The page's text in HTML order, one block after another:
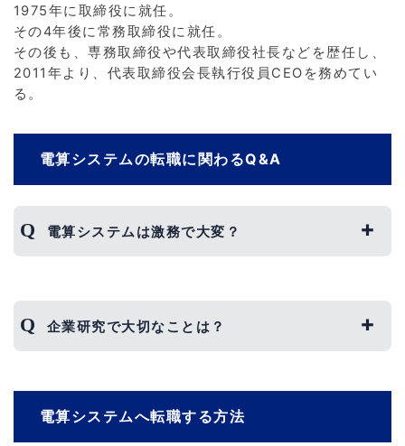
1975年に取締役に就任。
その4年後に常務取締役に就任。
その後も、専務取締役や代表取締役社長などを歴任し、
2011年より、代表取締役会長執行役員CEOを務めてい
る。
電算システムの転職に関わるQ&A
電算システムは激務で大変？
ただし、時期によって忙しさが異なるため、残業
時間が多くなることもあります。
企業研究で大切なことは？
にすることです。
電算システムだけが行っているような業務を明確
電算システムへ転職する方法